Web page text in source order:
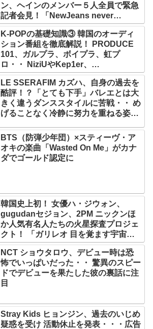
ン、ヘインのメンバー５人全員で緊急
記者会見！「NewJeans never
dies!」と微笑みの宣言！ ADOR側、
2029年まで契約有効と主張
K-POPの基礎知識③ 韓国のオーディ
ション番組を徹底解説！ PRODUCE
101、ガルプラ、ボイプラ、虹プ
ロ・・ NiziUやKep1er、
ZEROBASEONEら人気グループが
続々と誕生！ JO1やINI、ME:Iを生ん
だ日プまで一挙紹介
LE SSERAFIM カズハ、自身の過去を
酷評！？「とても下手」バレエとは大
きく違うダンススタイルに苦戦・・ め
げることなく冷静に努力を重ねる姿に
BTS（防弾少年団）×スティーヴ・ア
オキの楽曲「Wasted On Me」がカナ
ダでゴールド認定に
韓国史上初！ 女優ハ・ジウォン、
gugudanセジョン、2PM ニックンほ
か人気有名人たちの火星探査プロジェ
クト！ 「ガリレオ 目を覚ます宇宙」
10月10日（水）日本初放送決定
NCT ショウタロウ、デビュー時は恐
怖でいっぱいだった・・ 驚異のスピー
ドでデビューを果たした彼の裏話に注
目
Stray Kids ヒョンジン、過去のいじめ
疑惑を受け 活動休止を発表・・・広告